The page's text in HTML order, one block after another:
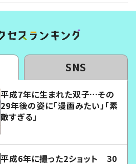
SNS
平成7年に生まれた双子…その
29年後の姿に「漫画みたい」「素
敵すぎる」
平成6年に撮った2ショット 30